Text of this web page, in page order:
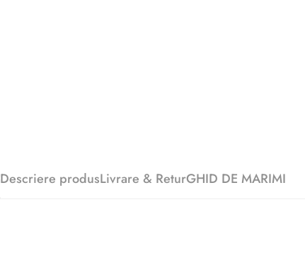
Descriere produsLivrare & ReturGHID DE MARIMI